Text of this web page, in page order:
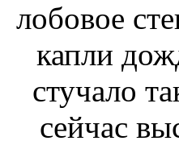
лобовое
капли
стучало
сейчас